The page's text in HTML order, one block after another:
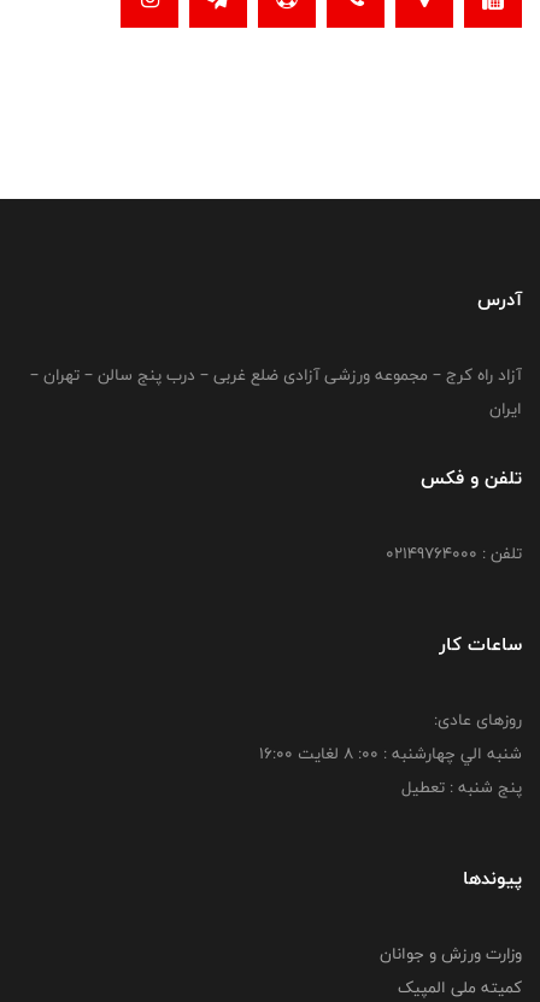
آدرس
آزاد راه کرج – مجموعه ورزشی آزادی ضلع غربی – درب پنج سالن – تهران –
ایران
تلفن و فکس
تلفن : 02149764000
ساعات کار
روزهای عادی:
شنبه الي چهارشنبه : 00: 8 لغايت 16:00
پنج شنبه : تعطیل
پیوندها
وزارت ورزش و جوانان
کمیته ملی المپیک